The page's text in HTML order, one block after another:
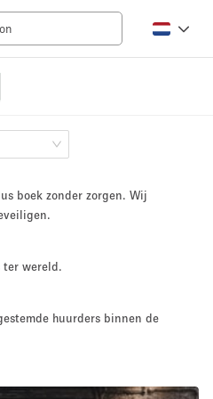
5000+ sq ft
boek zonder zorgen. Wij
ter wereld.
huurders binnen de